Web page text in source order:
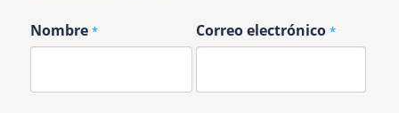
Nombre * Correo electrónico*